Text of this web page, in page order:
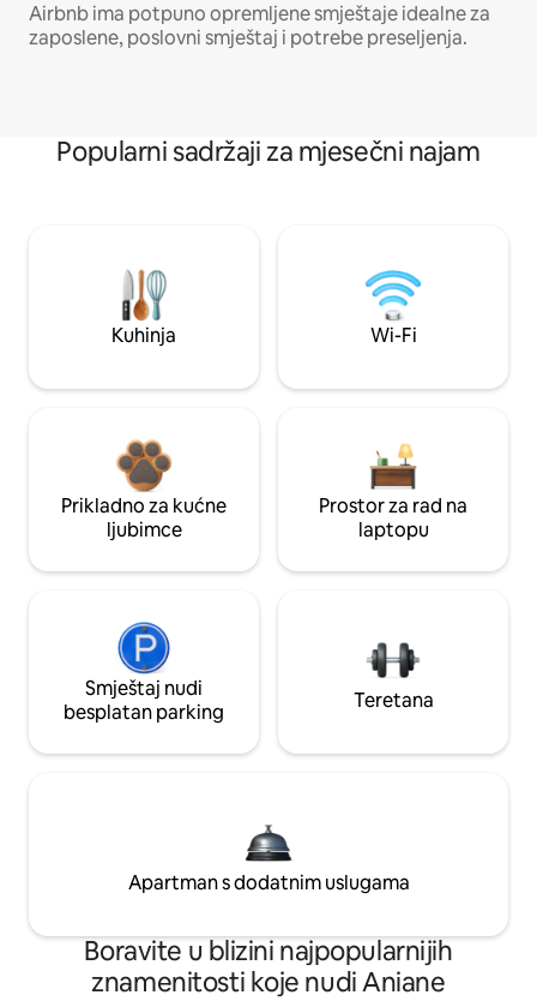
Airbnb ima potpuno opremljene smještaje idealne za
zaposlene, poslovni smještaj i potrebe preseljenja.
Popularni sadržaji za mjesečni najam
Kuhinja Wi-Fi
Prikladno za kućne
ljubimce
Prostor za rad na
laptopu
Smještaj nudi
besplatan parking
Teretana
Apartman s dodatnim uslugama
Boravite u blizini najpopularnijih
znamenitosti koje nudi Aniane